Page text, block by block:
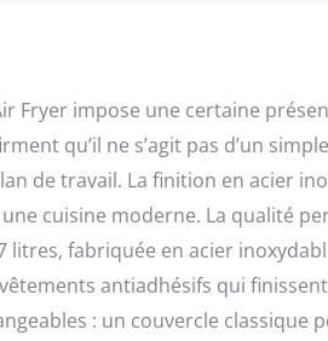
insert vapeur avec poignées, panier à
avec tapis de protection, câble
est de 220 à 240 V et 60 hertz
Fryer impose une certaine
qu’il ne s’agit pas d’un
de travail. La finition en acier
cuisine moderne. La qualité
litres, fabriquée en acier
antiadhésifs qui
: un couvercle classique